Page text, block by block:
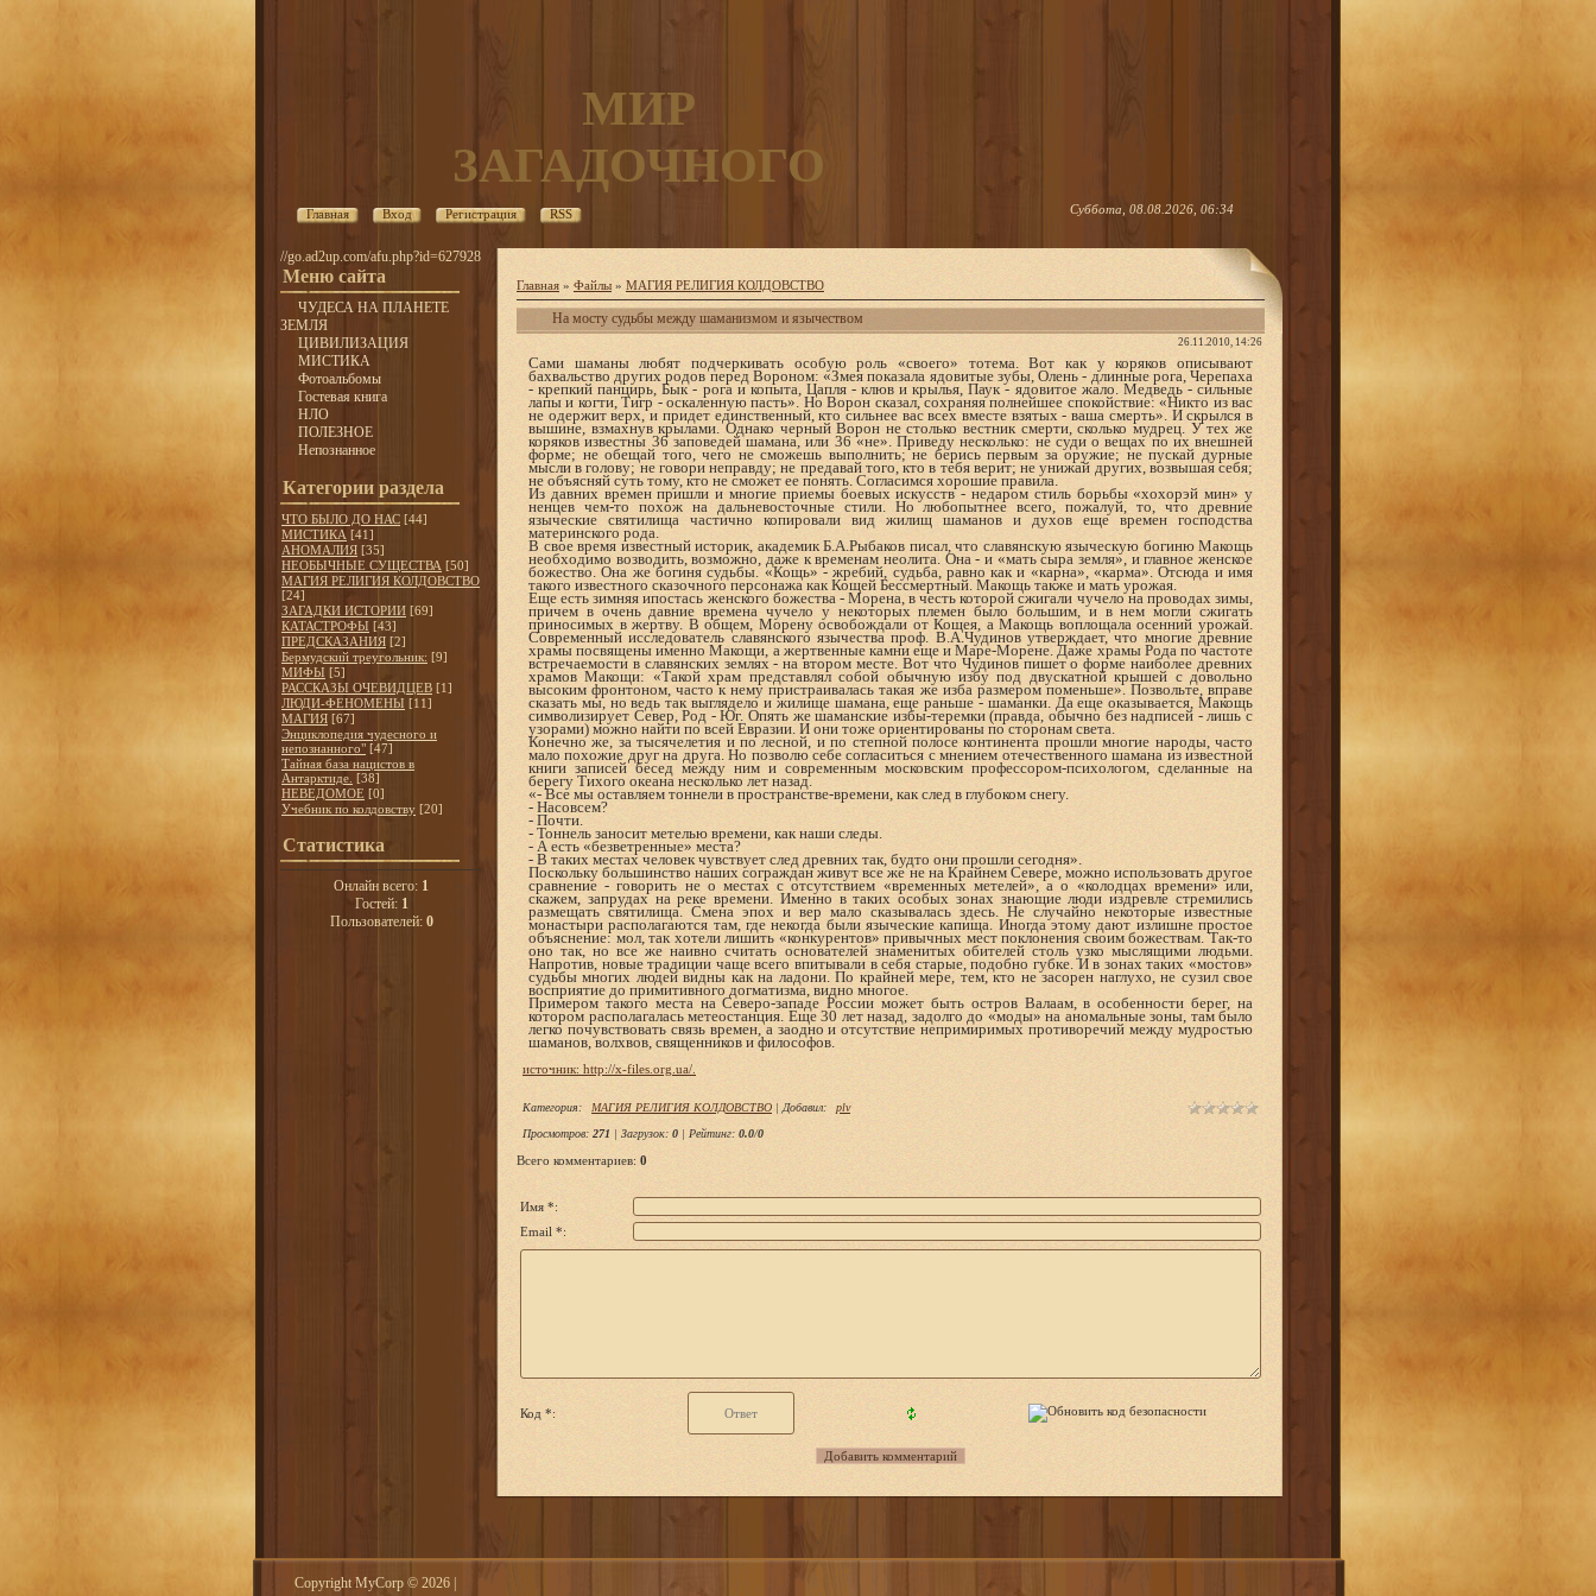
МИР
ЗАГАДОЧНОГО
Главная Вход Регистрация RSS Суббота, 08.08.2026, 06:34
//go.ad2up.com/afu.php?id=627928
Меню сайта
ЧУДЕСА НА ПЛАНЕТЕ
ЗЕМЛЯ
ЦИВИЛИЗАЦИЯ
МИСТИКА
Фотоальбомы
Гостевая книга
НЛО
ПОЛЕЗНОЕ
Непознанное
Категории раздела
ЧТО БЫЛО ДО НАС [44]
МИСТИКА [41]
АНОМАЛИЯ [35]
НЕОБЫЧНЫЕ СУЩЕСТВА [50]
МАГИЯ РЕЛИГИЯ КОЛДОВСТВО
[24]
ЗАГАДКИ ИСТОРИИ [69]
КАТАСТРОФЫ [43]
ПРЕДСКАЗАНИЯ [2]
Бермудский треугольник: [9]
МИФЫ [5]
РАССКАЗЫ ОЧЕВИДЦЕВ [1]
ЛЮДИ-ФЕНОМЕНЫ [11]
МАГИЯ [67]
Энциклопедия чудесного и
непознанного" [47]
Тайная база нацистов в
Антарктиде. [38]
НЕВЕДОМОЕ [0]
Учебник по колдовству [20]
Статистика
Онлайн всего: 1
Гостей: 1
Пользователей: 0
Главная » Файлы » МАГИЯ РЕЛИГИЯ КОЛДОВСТВО
На мосту судьбы между шаманизмом и язычеством
26.11.2010, 14:26
Сами шаманы любят подчеркивать особую роль «своего» тотема. Вот как у коряков описывают
бахвальство других родов перед Вороном: «Змея показала ядовитые зубы, Олень - длинные рога, Черепаха
- крепкий панцирь, Бык - рога и копыта, Цапля - клюв и крылья, Паук - ядовитое жало. Медведь - сильные
лапы и когти, Тигр - оскаленную пасть». Но Ворон сказал, сохраняя полнейшее спокойствие: «Никто из вас
не одержит верх, и придет единственный, кто сильнее вас всех вместе взятых - ваша смерть». И скрылся в
вышине, взмахнув крылами. Однако черный Ворон не столько вестник смерти, сколько мудрец. У тех же
коряков известны 36 заповедей шамана, или 36 «не». Приведу несколько: не суди о вещах по их внешней
форме; не обещай того, чего не сможешь выполнить; не берись первым за оружие; не пускай дурные
мысли в голову; не говори неправду; не предавай того, кто в тебя верит; не унижай других, возвышая себя;
не объясняй суть тому, кто не сможет ее понять. Согласимся хорошие правила.
Из давних времен пришли и многие приемы боевых искусств - недаром стиль борьбы «хохорэй мин» у
ненцев чем-то похож на дальневосточные стили. Но любопытнее всего, пожалуй, то, что древние
языческие святилища частично копировали вид жилищ шаманов и духов еще времен господства
материнского рода.
В свое время известный историк, академик Б.А.Рыбаков писал, что славянскую языческую богиню Макощь
необходимо возводить, возможно, даже к временам неолита. Она - и «мать сыра земля», и главное женское
божество. Она же богиня судьбы. «Кощь» - жребий, судьба, равно как и «карна», «карма». Отсюда и имя
такого известного сказочного персонажа как Кощей Бессмертный. Макощь также и мать урожая.
Еще есть зимняя ипостась женского божества - Морена, в честь которой сжигали чучело на проводах зимы,
причем в очень давние времена чучело у некоторых племен было большим, и в нем могли сжигать
приносимых в жертву. В общем, Морену освобождали от Кощея, а Макощь воплощала осенний урожай.
Современный исследователь славянского язычества проф. В.А.Чудинов утверждает, что многие древние
храмы посвящены именно Макощи, а жертвенные камни еще и Маре-Морене. Даже храмы Рода по частоте
встречаемости в славянских землях - на втором месте. Вот что Чудинов пишет о форме наиболее древних
храмов Макощи: «Такой храм представлял собой обычную избу под двускатной крышей с довольно
высоким фронтоном, часто к нему пристраивалась такая же изба размером поменьше». Позвольте, вправе
сказать мы, но ведь так выглядело и жилище шамана, еще раньше - шаманки. Да еще оказывается, Макощь
символизирует Север, Род - Юг. Опять же шаманские избы-теремки (правда, обычно без надписей - лишь с
узорами) можно найти по всей Евразии. И они тоже ориентированы по сторонам света.
Конечно же, за тысячелетия и по лесной, и по степной полосе континента прошли многие народы, часто
мало похожие друг на друга. Но позволю себе согласиться с мнением отечественного шамана из известной
книги записей бесед между ним и современным московским профессором-психологом, сделанные на
берегу Тихого океана несколько лет назад.
«- Все мы оставляем тоннели в пространстве-времени, как след в глубоком снегу.
- Насовсем?
- Почти.
- Тоннель заносит метелью времени, как наши следы.
- А есть «безветренные» места?
- В таких местах человек чувствует след древних так, будто они прошли сегодня».
Поскольку большинство наших сограждан живут все же не на Крайнем Севере, можно использовать другое
сравнение - говорить не о местах с отсутствием «временных метелей», а о «колодцах времени» или,
скажем, запрудах на реке времени. Именно в таких особых зонах знающие люди издревле стремились
размещать святилища. Смена эпох и вер мало сказывалась здесь. Не случайно некоторые известные
монастыри располагаются там, где некогда были языческие капища. Иногда этому дают излишне простое
объяснение: мол, так хотели лишить «конкурентов» привычных мест поклонения своим божествам. Так-то
оно так, но все же наивно считать основателей знаменитых обителей столь узко мыслящими людьми.
Напротив, новые традиции чаще всего впитывали в себя старые, подобно губке. И в зонах таких «мостов»
судьбы многих людей видны как на ладони. По крайней мере, тем, кто не засорен наглухо, не сузил свое
восприятие до примитивного догматизма, видно многое.
Примером такого места на Северо-западе России может быть остров Валаам, в особенности берег, на
котором располагалась метеостанция. Еще 30 лет назад, задолго до «моды» на аномальные зоны, там было
легко почувствовать связь времен, а заодно и отсутствие непримиримых противоречий между мудростью
шаманов, волхвов, священников и философов.
источник: http://x-files.org.ua/.
Категория: МАГИЯ РЕЛИГИЯ КОЛДОВСТВО | Добавил:
plv
Просмотров: 271 | Загрузок: 0 | Рейтинг: 0.0/0
Всего комментариев: 0
Имя *:
Email *:
Код *:
Copyright MyCorp © 2026